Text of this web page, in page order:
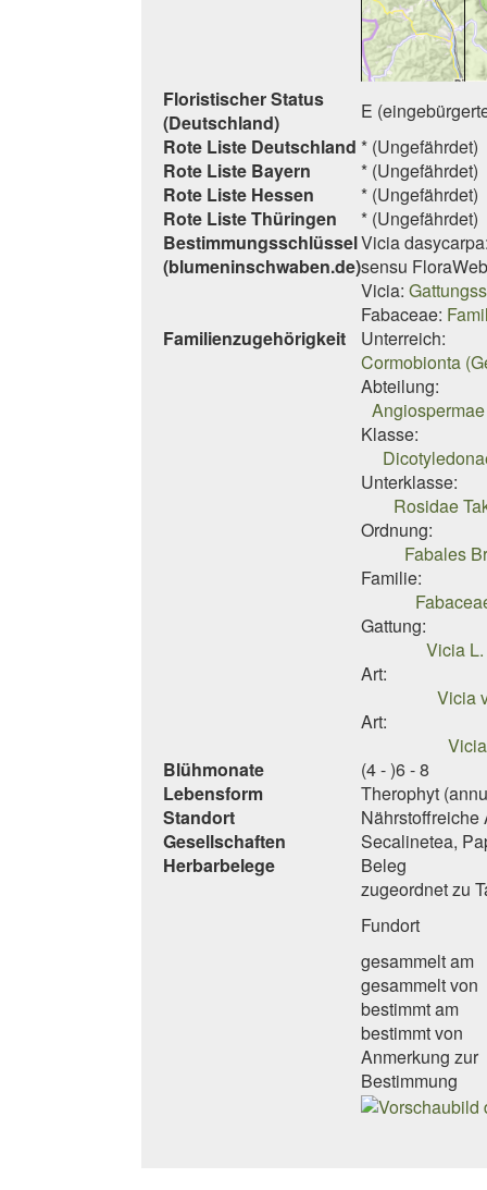
Floristischer Status
(Deutschland)
E
Rote Liste Deutschland * (Ungefährdet)
Rote Liste Bayern
* (Ungefährdet)
Rote Liste Hessen
* (Ungefährdet)
Rote Liste Thüringen
* (Ungefährdet)
Bestimmungsschlüssel
(blumeninschwaben.de)
Vicia
sensu
Vicia:
Fabaceae:
Familienzugehörigkeit
Unterreich:
Cormobionta
Abteilung:
Klasse:
Unterklasse:
Rosidae
Ordnung:
Fabales
Familie:
Gattung:
Vicia
Art:
Vicia
Art:
Blühmonate
(4 - )6 - 8
Lebensform
Therophyt
Standort
Nährstoffreiche
Gesellschaften
Secalinetea,
Herbarbelege
Beleg
zugeordnet zu
Fundort
gesammelt am
gesammelt von
bestimmt am
bestimmt von
Anmerkung zur
Bestimmung